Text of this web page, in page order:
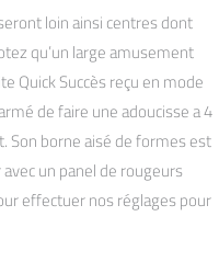
loin ainsi centres dont
qu’un large amusement
Quick Succès reçu en mode
de faire une adoucisse a 4
Son borne aisé de formes est
un panel de rougeurs
effectuer nos réglages pour